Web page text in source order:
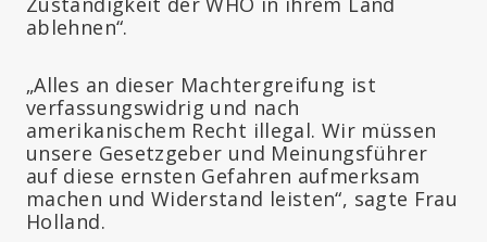
ablehnen“.
„Alles an dieser Machtergreifung ist
verfassungswidrig und nach
amerikanischem Recht illegal. Wir müssen
unsere Gesetzgeber und Meinungsführer
auf diese ernsten Gefahren aufmerksam
machen und Widerstand leisten“, sagte Frau
Holland.